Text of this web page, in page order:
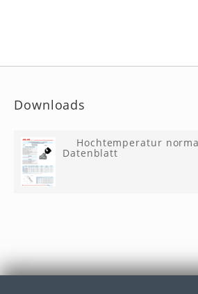
Downloads
Hochtemperatur
Datenblatt